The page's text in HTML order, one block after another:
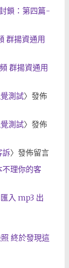
鎖：第四篇-
群揚資通用
群揚資通用
測試〉發佈
測試〉發佈
訴〉發佈留言
不理你的客
入 mp3 出
終於發現這